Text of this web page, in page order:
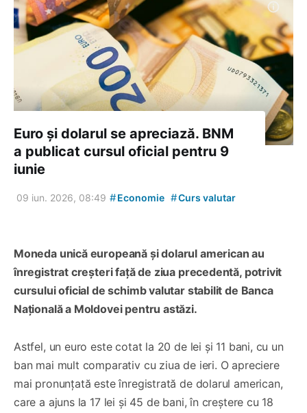
Euro și dolarul se apreciază. BNM
a publicat cursul oficial pentru 9
iunie
09 iun. 2026, 08:49 #Economie #Curs valutar
Moneda unică europeană și dolarul american au
înregistrat creșteri față de ziua precedentă, potrivit
cursului oficial de schimb valutar stabilit de Banca
Națională a Moldovei pentru astăzi.
Astfel, un euro este cotat la 20 de lei și 11 bani, cu un
ban mai mult comparativ cu ziua de ieri. O apreciere
mai pronunțată este înregistrată de dolarul american,
care a ajuns la 17 lei și 45 de bani, în creștere cu 18